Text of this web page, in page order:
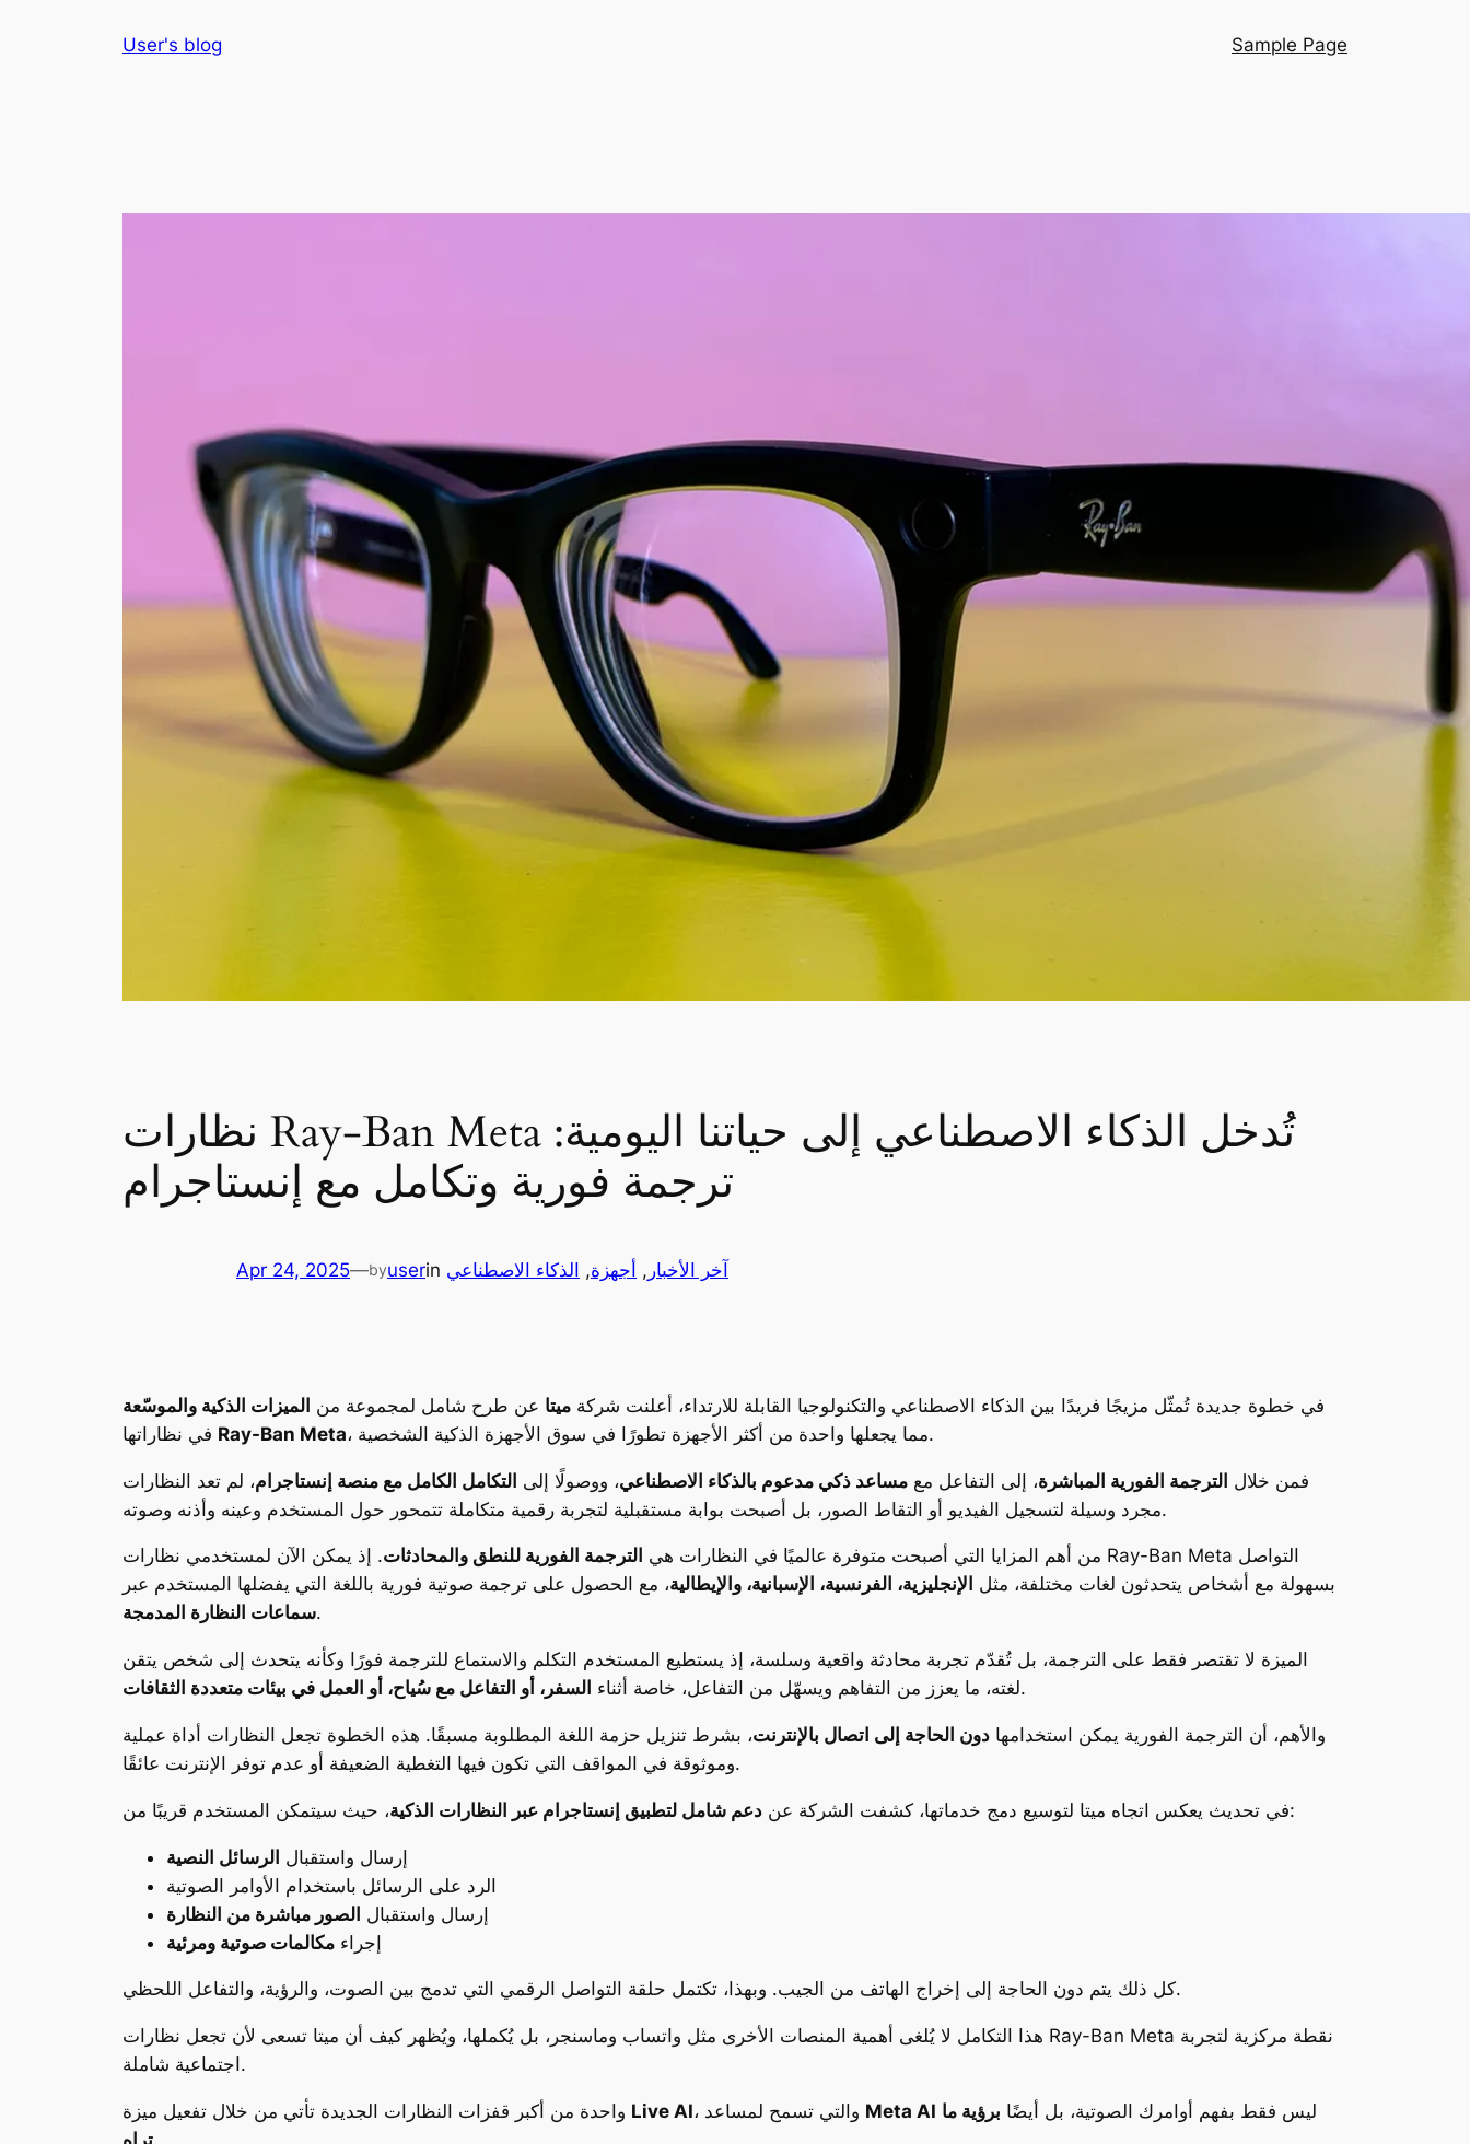
User's blog Sample Page
نظارات Ray-Ban Meta تُدخل الذكاء الاصطناعي إلى حياتنا اليومية:
ترجمة فورية وتكامل مع إنستاجرام
Apr 24, 2025—byuserin آخر الأخبار , أجهزة, الذكاء الاصطناعي
في خطوة جديدة تُمثّل مزيجًا فريدًا بين الذكاء الاصطناعي والتكنولوجيا القابلة للارتداء، أعلنت شركة ميتا عن طرح شامل لمجموعة من الميزات الذكية والموسّعة
Ray-Ban Meta ، مما يجعلها واحدة من أكثر الأجهزة تطورًا في سوق الأجهزة الذكية الشخصية.
فمن خلال الترجمة الفورية المباشرة، إلى التفاعل مع مساعد ذكي مدعوم بالذكاء الاصطناعي، ووصولًا إلى التكامل الكامل مع منصة إنستاجرام، لم تعد النظارات
مجرد وسيلة لتسجيل الفيديو أو التقاط الصور، بل أصبحت بوابة مستقبلية لتجربة رقمية متكاملة تتمحور حول المستخدم وعينه وأذنه وصوته.
من أهم المزايا التي أصبحت متوفرة عالميًا في النظارات هي الترجمة الفورية للنطق والمحادثات. إذ يمكن الآن لمستخدمي نظارات Ray-Ban Meta التواصل
بسهولة مع أشخاص يتحدثون لغات مختلفة، مثل الإنجليزية، الفرنسية، الإسبانية، والإيطالية، مع الحصول على ترجمة صوتية فورية باللغة التي يفضلها المستخدم عبر
سماعات النظارة المدمجة.
الميزة لا تقتصر فقط على الترجمة، بل تُقدّم تجربة محادثة واقعية وسلسة، إذ يستطيع المستخدم التكلم والاستماع للترجمة فورًا وكأنه يتحدث إلى شخص يتقن
لغته، ما يعزز من التفاهم ويسهّل من التفاعل، خاصة أثناء السفر، أو التفاعل مع سُياح، أو العمل في بيئات متعددة الثقافات .
والأهم، أن الترجمة الفورية يمكن استخدامها دون الحاجة إلى اتصال بالإنترنت، بشرط تنزيل حزمة اللغة المطلوبة مسبقًا. هذه الخطوة تجعل النظارات أداة عملية
وموثوقة في المواقف التي تكون فيها التغطية الضعيفة أو عدم توفر الإنترنت عائقًا.
في تحديث يعكس اتجاه ميتا لتوسيع دمج خدماتها، كشفت الشركة عن دعم شامل لتطبيق إنستاجرام عبر النظارات الذكية ، حيث سيتمكن المستخدم قريبًا من:
إرسال واستقبال الرسائل النصية
الرد على الرسائل باستخدام الأوامر الصوتية
إرسال واستقبال الصور مباشرة من النظارة
إجراء مكالمات صوتية ومرئية
كل ذلك يتم دون الحاجة إلى إخراج الهاتف من الجيب. وبهذا، تكتمل حلقة التواصل الرقمي التي تدمج بين الصوت، والرؤية، والتفاعل اللحظي.
هذا التكامل لا يُلغى أهمية المنصات الأخرى مثل واتساب وماسنجر، بل يُكملها، ويُظهر كيف أن ميتا تسعى لأن تجعل نظارات Ray-Ban Meta نقطة مركزية لتجربة
اجتماعية شاملة.
Live AI Meta AI ليس فقط بفهم أوامرك الصوتية، بل أيضًا برؤية ما
تراه.